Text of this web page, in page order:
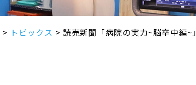
> トピックス > 読売新聞「病院の実力~脳卒中編~」